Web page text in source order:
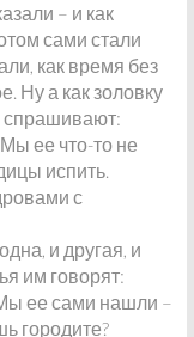
– и как
сами стали
как время без
Ну а как золовку
спрашивают:
ее что-то не
испить.
с
и другая, и
им говорят:
ее сами нашли –
городите?